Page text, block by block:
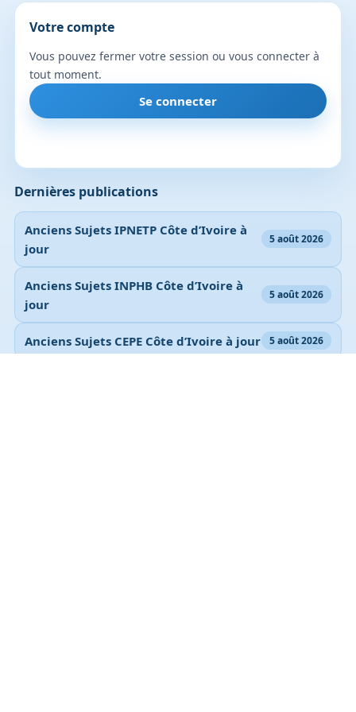
Dernières publications
Anciens Sujets IPNETP Côte d’Ivoire à
jour
5 août 2026
Anciens Sujets INPHB Côte d’Ivoire à
jour
5 août 2026
Anciens Sujets CEPE Côte d’Ivoire à jour 5 août 2026
Votre compte
Vous pouvez fermer votre session ou vous connecter à
tout moment.
Se connecter